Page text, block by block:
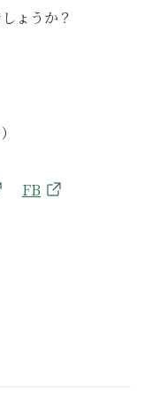
ょうか？
FB